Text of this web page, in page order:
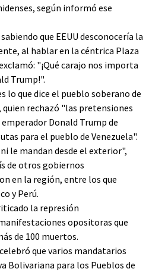
según informó ese
que EEUU desconocería la
al hablar en la céntrica Plaza
"¡Qué carajo nos importa
Trump!".
lo que dice el pueblo soberano de
quien rechazó "las pretensiones
Donald Trump de
para el pueblo de Venezuela".
le mandan desde el exterior",
de otros gobiernos
en la región, entre los que
y Perú.
la represión
opositoras que
de 100 muertos.
que varios mandatarios
Bolivariana para los Pueblos de